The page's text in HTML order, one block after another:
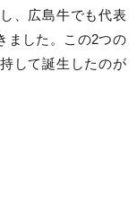
、広島牛でも代表
ました。この2つの
して誕生したのが